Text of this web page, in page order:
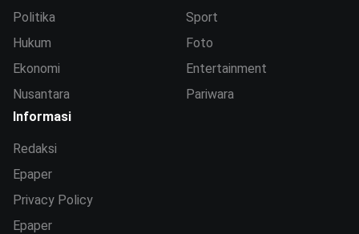
Politika
Hukum
Ekonomi
Nusantara
Sport
Foto
Entertainment
Pariwara
Informasi
Redaksi
Epaper
Privacy Policy
Epaper